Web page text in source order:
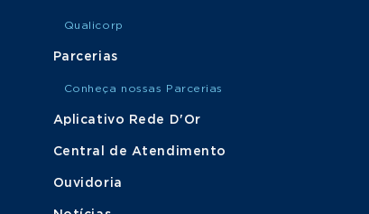
Qualicorp
Parcerias
Conheça nossas Parcerias
Aplicativo Rede D'Or
Central de Atendimento
Ouvidoria